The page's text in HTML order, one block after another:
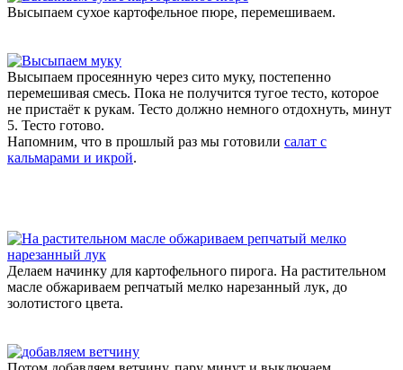
Высыпаем сухое картофельное пюре, перемешиваем.
Высыпаем просеянную через сито муку, постепенно
перемешивая смесь. Пока не получится тугое тесто, которое
не пристаёт к рукам. Тесто должно немного отдохнуть, минут
5. Тесто готово.
Напомним, что в прошлый раз мы готовили салат с
кальмарами и икрой.
Делаем начинку для картофельного пирога. На растительном
масле обжариваем репчатый мелко нарезанный лук, до
золотистого цвета.